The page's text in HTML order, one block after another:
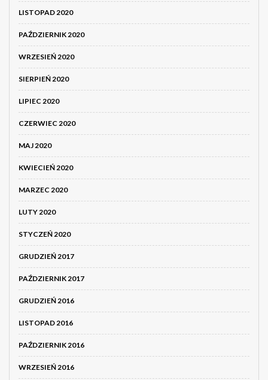
LISTOPAD 2020
PAŹDZIERNIK 2020
WRZESIEŃ 2020
SIERPIEŃ 2020
LIPIEC 2020
CZERWIEC 2020
MAJ 2020
KWIECIEŃ 2020
MARZEC 2020
LUTY 2020
STYCZEŃ 2020
GRUDZIEŃ 2017
PAŹDZIERNIK 2017
GRUDZIEŃ 2016
LISTOPAD 2016
PAŹDZIERNIK 2016
WRZESIEŃ 2016